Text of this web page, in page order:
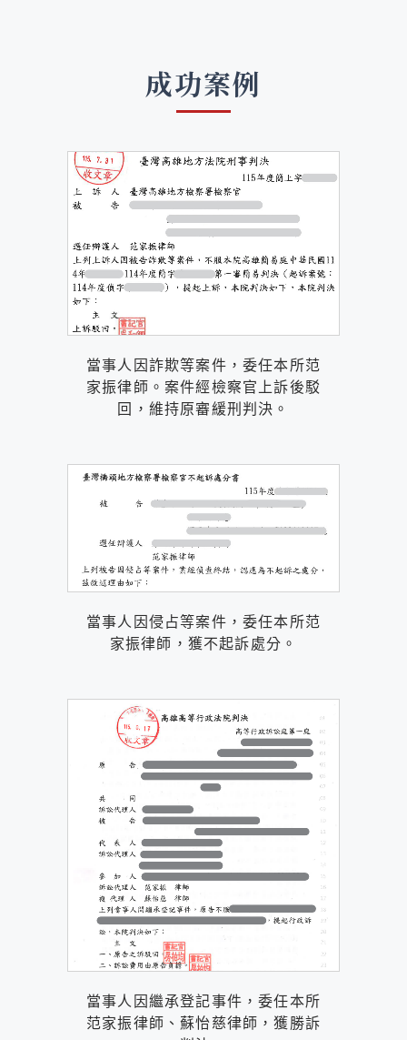
成功案例
當事人因詐欺等案件，委任本所范
家振律師。案件經檢察官上訴後駁
回，維持原審緩刑判決。
當事人因侵占等案件，委任本所范
家振律師，獲不起訴處分。
當事人因繼承登記事件，委任本所
范家振律師、蘇怡慈律師，獲勝訴